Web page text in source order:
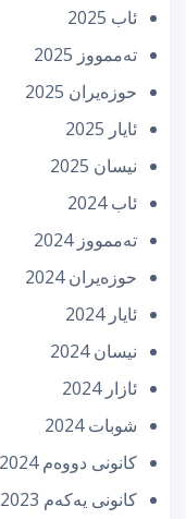
ئاب 2025
تەممووز 2025
حوزه‌یران 2025
ئایار 2025
نیسان 2025
ئاب 2024
تەممووز 2024
حوزه‌یران 2024
ئایار 2024
نیسان 2024
ئازار 2024
شوبات 2024
كانونی دووه‌م 2024
كانونی یه‌كه‌م 2023